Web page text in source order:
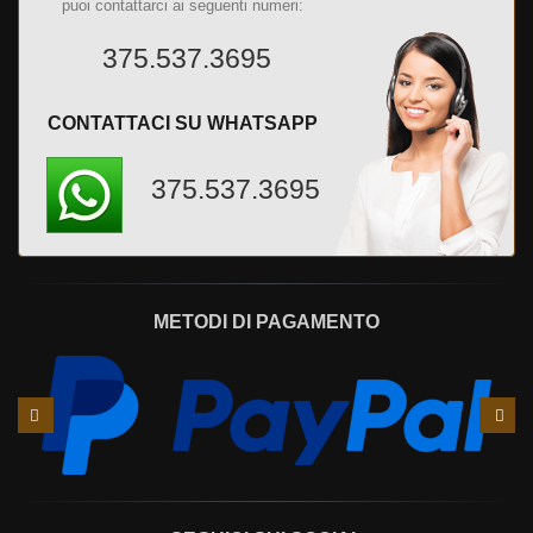
puoi contattarci ai seguenti numeri:
375.537.3695
CONTATTACI SU WHATSAPP
375.537.3695
METODI DI PAGAMENTO
Slide
precedente